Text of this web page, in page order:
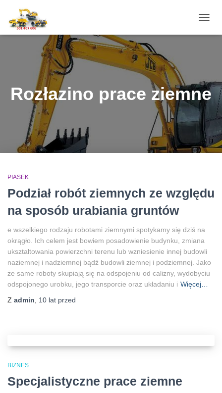
Rozłazino prace ziemne
PIASEK
Podział robót ziemnych ze względu
na sposób urabiania gruntów
e wszelkiego rodzaju robotami ziemnymi spotykamy się dziś na
okrągło. Ich celem jest bowiem posadowienie budynku, zmiana
ukształtowania powierzchni terenu lub wzniesienie innej budowli
naziemnej i nadziemnej bądź budowli ziemnej i podziemnej. Jako
że same roboty skupiają się na odspojeniu od calizny, wydobyciu
odspojonego urobku, jego transporcie oraz układaniu i Więcej…
Z admin 10 lat przed
BIZNES
Specjalistyczne prace ziemne